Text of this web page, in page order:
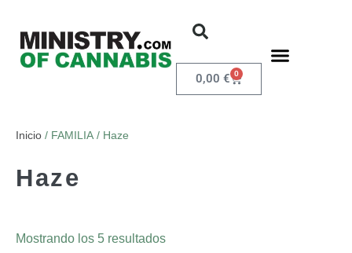
0,00 € 0
Inicio / FAMILIA / Haze
Haze
Mostrando los 5 resultados